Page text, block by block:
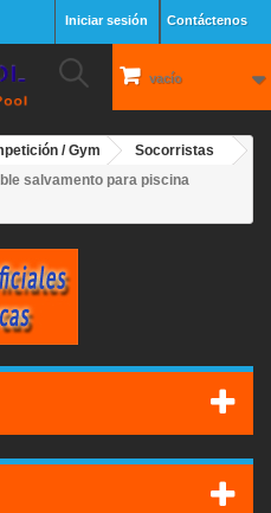
Contáctenos
Iniciar sesión
vacío
/ Gym
Socorristas
salvamento para piscina